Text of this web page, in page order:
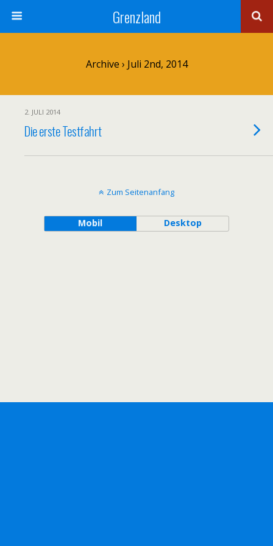
Grenzland
Archive › Juli 2nd, 2014
2. JULI 2014
Die erste Testfahrt
Zum Seitenanfang
Mobil Desktop